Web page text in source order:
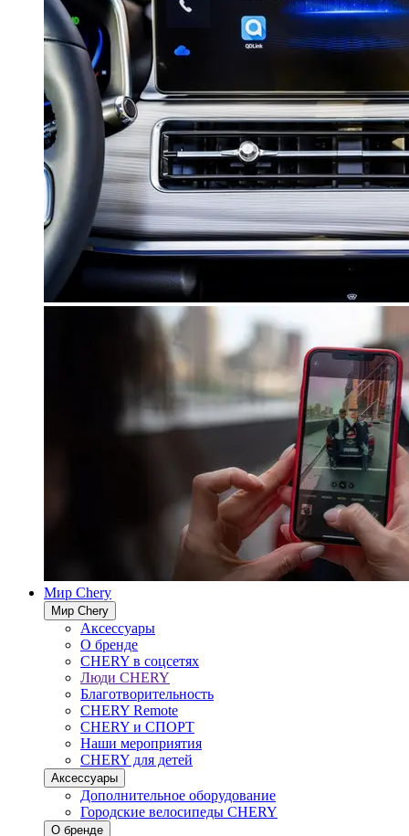
Мир Chery
Мир Chery
Аксессуары
О бренде
CHERY в соцсетях
Люди CHERY
Благотворительность
CHERY Remote
CHERY и СПОРТ
Наши мероприятия
CHERY для детей
Аксессуары
Дополнительное оборудование
Городские велосипеды CHERY
О бренде